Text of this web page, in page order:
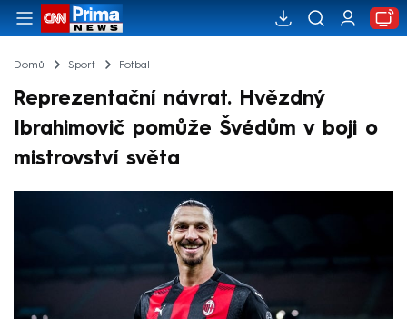
Domů Sport Fotbal
Reprezentační návrat. Hvězdný
Ibrahimovič pomůže Švédům v boji o
mistrovství světa